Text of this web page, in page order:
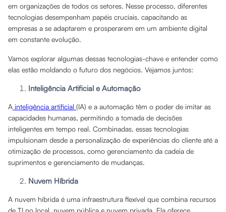
em organizações de todos os setores. Nesse processo, diferentes
tecnologias desempenham papéis cruciais, capacitando as
empresas a se adaptarem e prosperarem em um ambiente digital
em constante evolução.
Vamos explorar algumas dessas tecnologias-chave e entender como
elas estão moldando o futuro dos negócios. Vejamos juntos:
Inteligência Artificial e Automação
A inteligência artificial (IA) e a automação têm o poder de imitar as
capacidades humanas, permitindo a tomada de decisões
inteligentes em tempo real. Combinadas, essas tecnologias
impulsionam desde a personalização de experiências do cliente até a
otimização de processos, como gerenciamento da cadeia de
suprimentos e gerenciamento de mudanças.
Nuvem Híbrida
A nuvem híbrida é uma infraestrutura flexível que combina recursos
de TI no local, nuvem pública e nuvem privada. Ela oferece